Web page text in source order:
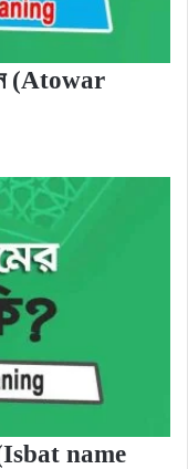
(Atowar
(Isbat name